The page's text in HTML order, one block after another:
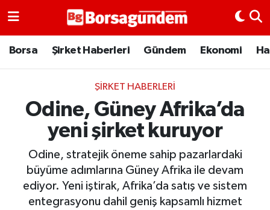
Borsa Şirket Haberleri Gündem Ekonomi
ŞIRKET HABERLERI
Odine, Güney Afrika’da
yeni şirket kuruyor
Odine, stratejik öneme sahip pazarlardaki
büyüme adımlarına Güney Afrika ile devam
ediyor. Yeni iştirak, Afrika’da satış ve sistem
entegrasyonu dahil geniş kapsamlı hizmet
Borsa
Emtia
Galeri
Gündem
Bitcoin